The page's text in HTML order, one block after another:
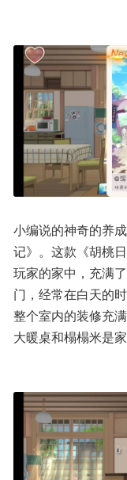
小编说的神奇的养
记》。这款《胡桃
玩家的家中，充满
门，经常在白天的
整个室内的装修充
大暖桌和榻榻米是家